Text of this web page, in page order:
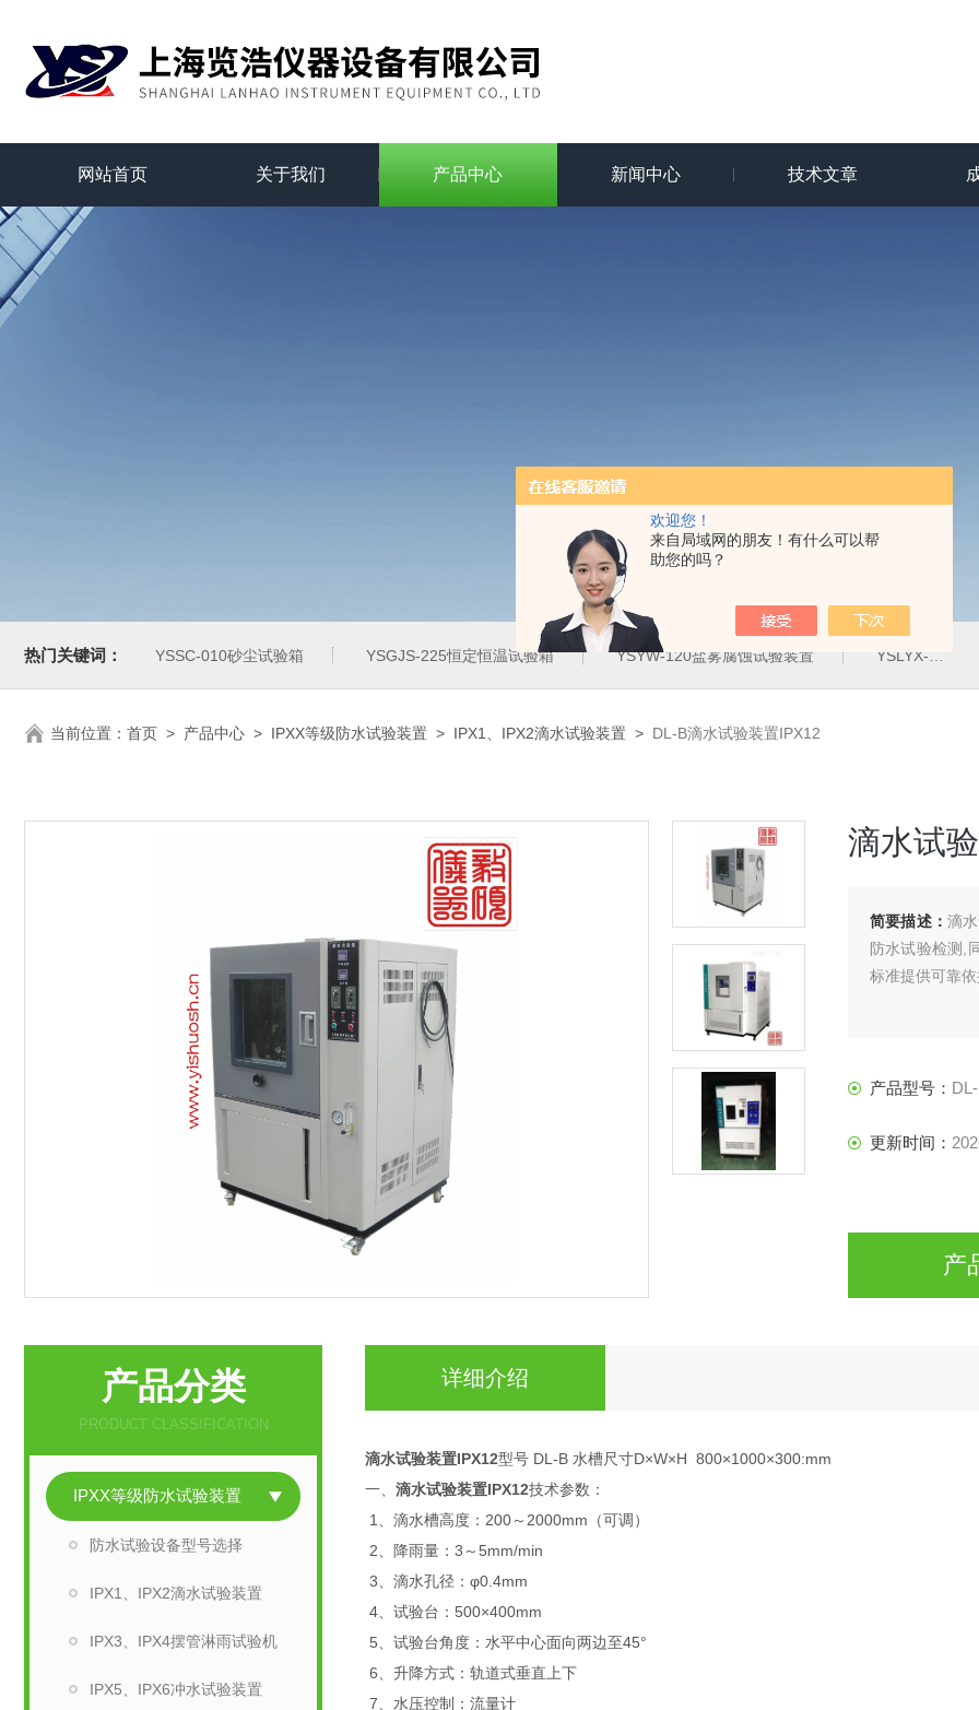
欢迎您！
来自局域网的朋友！有什么可以帮
助您的吗？
网站首页 关于我们 产品中心 新闻中心 技术文章
热门关键词： YSSC-010砂尘试验箱 YSGJS-225恒定恒温试验箱 YSYW-120盐雾腐蚀试验装置 YSLYX-010防水试验设备
当前位置： 首页 > 产品中心 > IPXX等级防水试验装置 > IPX1、IPX2滴水试验装置 > DL-B滴水试验装置IPX12
滴水试
简要描述： 滴
防水试验检测,
标准提供可靠
产品型号：
更新时间：
产
产品分类
PRODUCT CLASSIFICATION
IPXX等级防水试验装置
防水试验设备型号选择
IPX1、IPX2滴水试验装置
IPX3、IPX4摆管淋雨试验机
IPX5、IPX6冲水试验装置
详细介绍
滴水试验装置IPX12型号 DL-B 水槽尺寸D×W×H 800×1000×300:mm
一、 滴水试验装置IPX12技术参数：
1、滴水槽高度：200～2000mm（可调）
2、降雨量：3～5mm/min
3、滴水孔径：φ0.4mm
4、试验台：500×400mm
5、试验台角度：水平中心面向两边至45°
6、升降方式：轨道式垂直上下
7、水压控制：流量计